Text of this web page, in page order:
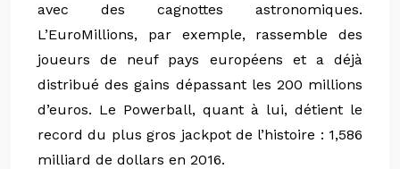
avec des cagnottes astronomiques.
L’EuroMillions, par exemple, rassemble des
joueurs de neuf pays européens et a déjà
distribué des gains dépassant les 200 millions
d’euros. Le Powerball, quant à lui, détient le
record du plus gros jackpot de l’histoire : 1,586
milliard de dollars en 2016.